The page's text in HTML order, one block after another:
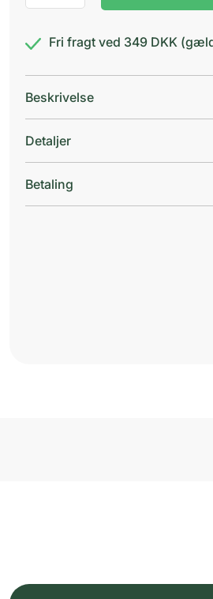
Night
antal Fri fragt ved 349 DKK
Beskrivelse
Detaljer
Betaling